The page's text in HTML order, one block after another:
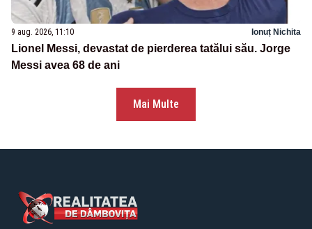
9 aug. 2026, 11:10 Ionuț Nichita
Lionel Messi, devastat de pierderea tatălui său. Jorge
Messi avea 68 de ani
Mai Multe